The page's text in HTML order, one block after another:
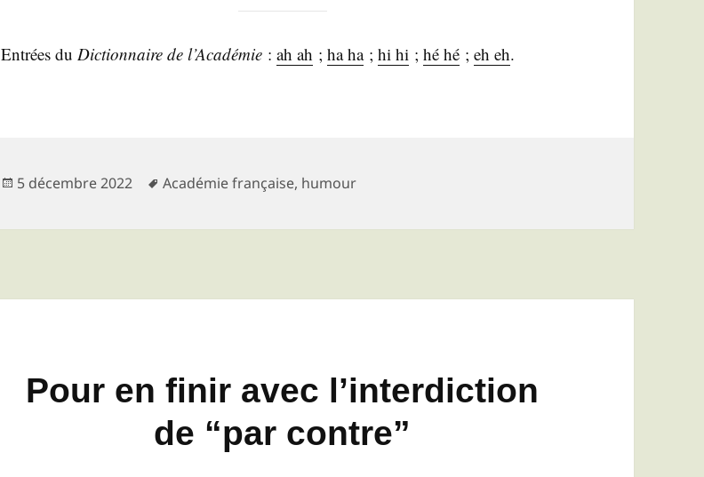
Entrées du Dic­tion­naire de l’A­ca­dé­mie :ah ah ;ha ha;hi hi ;hé hé ;eh eh.
Publié
5 décembre 2022
Mots-
Académie française, humour
Pour en finir avec l’interdiction
de “par contre”